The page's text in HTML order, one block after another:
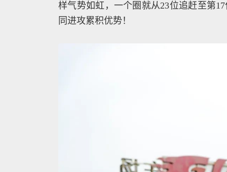
样气势如虹，一个圈就从23位追赶至第
同进攻累积优势！